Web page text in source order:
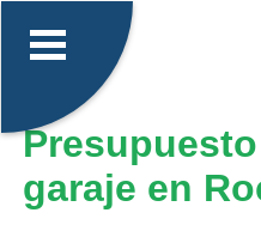
garaje en